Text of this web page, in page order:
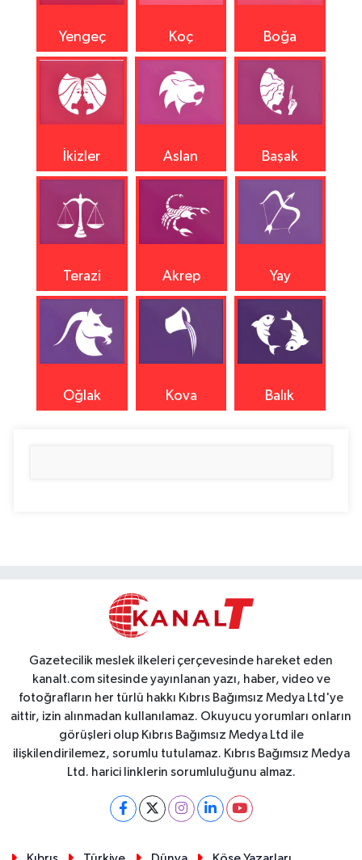
Yengeç Koç Boğa
İkizler Aslan Başak
Terazi Akrep Yay
Oğlak Kova Balık
Gazetecilik meslek ilkeleri çerçevesinde hareket eden
kanalt.com sitesinde yayınlanan yazı, haber, video ve
fotoğrafların her türlü hakkı Kıbrıs Bağımsız Medya Ltd'ye
aittir, izin alınmadan kullanılamaz. Okuyucu yorumları onların
görüşleri olup Kıbrıs Bağımsız Medya Ltd ile
ilişkilendirilemez, sorumlu tutulamaz. Kıbrıs Bağımsız Medya
Ltd. harici linklerin sorumluluğunu almaz.